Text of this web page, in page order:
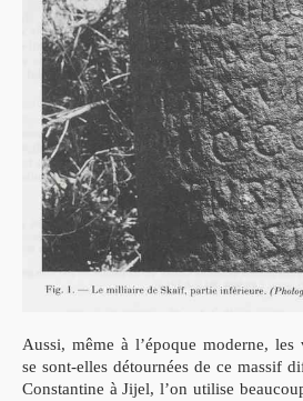
Aussi, même à l’époque moderne,
se sont-elles détournées de ce massif
Constantine à Jijel, l’on utilise